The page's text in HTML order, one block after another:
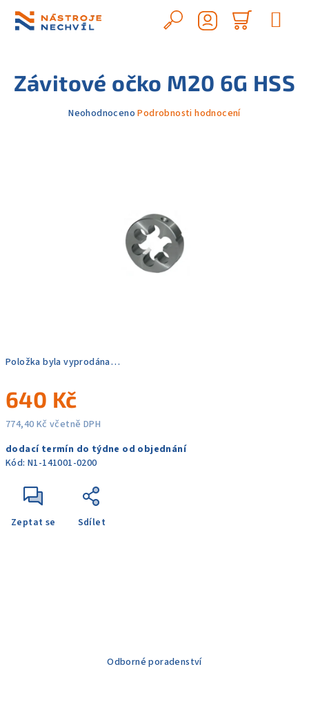
obsah
Hledat
košík
Položka byla vyprodána…
640 Kč
774,40 Kč včetně DPH
cena:
dodací termín do týdne od objednání
Kód: N1-141001-0200
Zeptat se Sdílet
Závitové očko M20 6G HSS
Průměrné
Neohodnoceno Podrobnosti hodnocení
Odborné poradenství